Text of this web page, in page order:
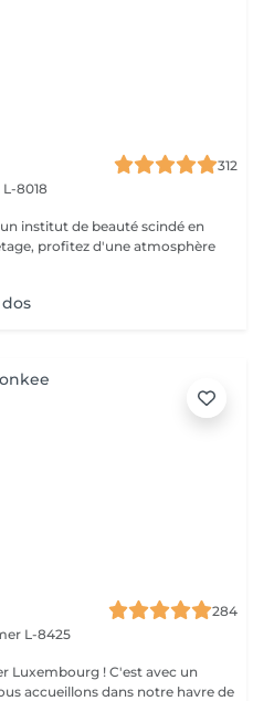
312
L-8018
institut de beauté scindé en
284
L-8425
! C'est avec un
accueillons dans notre havre de